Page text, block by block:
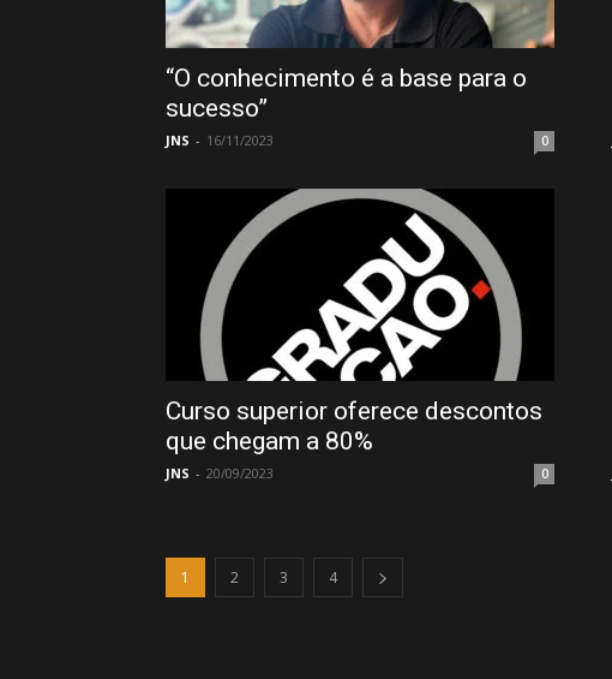
“O conhecimento é a base para o
sucesso”
JNS - 16/11/2023 0
Curso superior oferece descontos
que chegam a 80%
JNS - 20/09/2023 0
1 2 3 4